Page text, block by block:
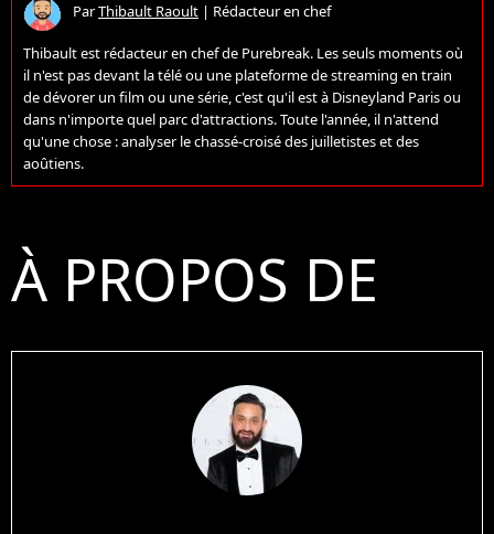
ParThibault Raoult | Rédacteur en chef
Thibault est rédacteur en chef de Purebreak. Les seuls moments où
il n'est pas devant la télé ou une plateforme de streaming en train
de dévorer un film ou une série, c'est qu'il est à Disneyland Paris ou
dans n'importe quel parc d'attractions. Toute l'année, il n'attend
qu'une chose : analyser le chassé-croisé des juilletistes et des
aoûtiens.
À PROPOS DE